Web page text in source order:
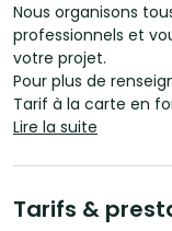
Nous organisons
professionnels et
votre projet.
Pour plus de
Tarif à la carte en
Tarifs spécifiques
TRAITEUR
- cocktail
Lire la suite
Tarifs &